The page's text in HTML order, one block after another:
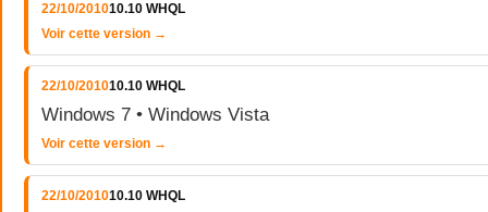
22/10/201010.10 WHQL
Voir cette version →
22/10/201010.10 WHQL
Windows 7 • Windows Vista
Voir cette version →
22/10/201010.10 WHQL